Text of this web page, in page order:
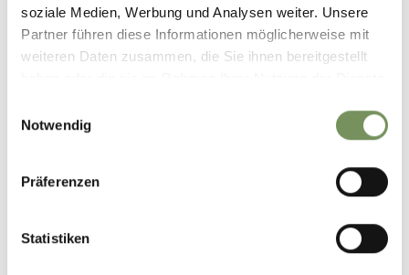
soziale Medien, Werbung und Analysen weiter. Unsere
Partner führen diese Informationen möglicherweise mit
weiteren Daten zusammen, die Sie ihnen bereitgestellt
Notwendig
Präferenzen
Statistiken
Am 𝟐𝟔.𝟎𝟗.𝟐𝟎𝟐𝟔 ist es wieder so weit: Der Kalkkögeltrail geht an den Start.
Atmosphäre in Telfes!